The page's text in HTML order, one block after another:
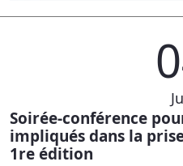
Soirée-conférence
impliqués dans la
1re édition